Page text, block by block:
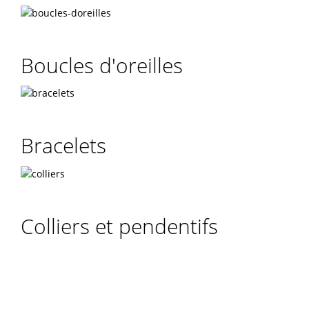
Boucles d'oreilles
Bracelets
Colliers et pendentifs